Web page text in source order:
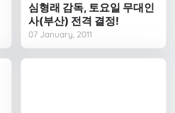
심형래 감독, 토요일 무대인
사(부산) 전격 결정!
07 January, 2011